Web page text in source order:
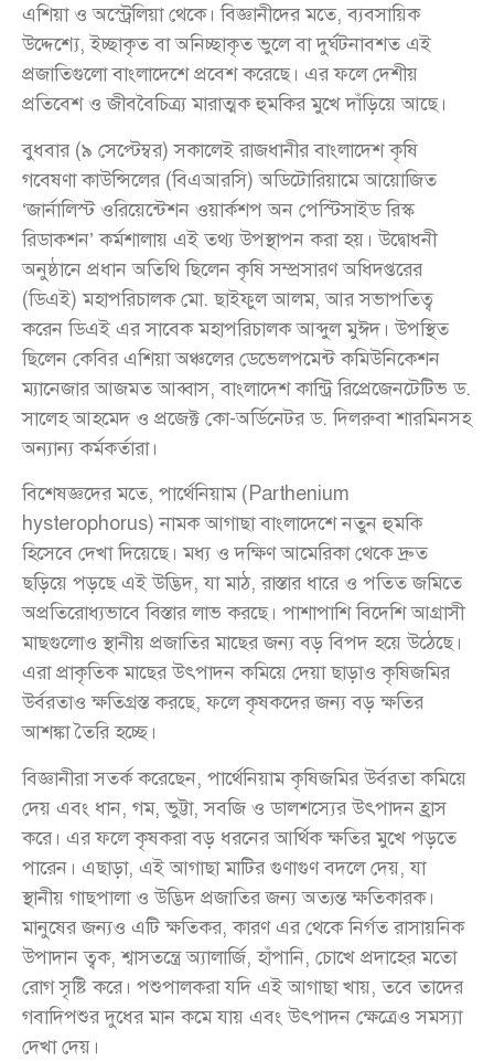
এশিয়া ও অস্ট্রেলিয়া থেকে। বিজ্ঞানীদের মতে, ব্যবসায়িক
উদ্দেশ্যে, ইচ্ছাকৃত বা অনিচ্ছাকৃত ভুলে বা দুর্ঘটনাবশত এই
প্রজাতিগুলো বাংলাদেশে প্রবেশ করেছে। এর ফলে দেশীয়
প্রতিবেশ ও জীববৈচিত্র্য মারাত্মক হুমকির মুখে দাঁড়িয়ে আছে।
বুধবার (৯ সেপ্টেম্বর) সকালেই রাজধানীর বাংলাদেশ কৃষি
গবেষণা কাউন্সিলের (বিএআরসি) অডিটোরিয়ামে আয়োজিত
‘জার্নালিস্ট ওরিয়েন্টেশন ওয়ার্কশপ অন পেস্টিসাইড রিস্ক
রিডাকশন’ কর্মশালায় এই তথ্য উপস্থাপন করা হয়। উদ্বোধনী
অনুষ্ঠানে প্রধান অতিথি ছিলেন কৃষি সম্প্রসারণ অধিদপ্তরের
(ডিএই) মহাপরিচালক মো. ছাইফুল আলম, আর সভাপতিত্ব
করেন ডিএই এর সাবেক মহাপরিচালক আব্দুল মুঈদ। উপস্থিত
ছিলেন কেবির এশিয়া অঞ্চলের ডেভেলপমেন্ট কমিউনিকেশন
ম্যানেজার আজমত আব্বাস, বাংলাদেশ কান্ট্রি রিপ্রেজেনটেটিভ ড.
সালেহ আহমেদ ও প্রজেক্ট কো-অর্ডিনেটর ড. দিলরুবা শারমিনসহ
অন্যান্য কর্মকর্তারা।
বিশেষজ্ঞদের মতে, পার্থেনিয়াম (Parthenium
hysterophorus) নামক আগাছা বাংলাদেশে নতুন হুমকি
হিসেবে দেখা দিয়েছে। মধ্য ও দক্ষিণ আমেরিকা থেকে দ্রুত
ছড়িয়ে পড়ছে এই উদ্ভিদ, যা মাঠ, রাস্তার ধারে ও পতিত জমিতে
অপ্রতিরোধ্যভাবে বিস্তার লাভ করছে। পাশাপাশি বিদেশি আগ্রাসী
মাছগুলোও স্থানীয় প্রজাতির মাছের জন্য বড় বিপদ হয়ে উঠেছে।
এরা প্রাকৃতিক মাছের উৎপাদন কমিয়ে দেয়া ছাড়াও কৃষিজমির
উর্বরতাও ক্ষতিগ্রস্ত করছে, ফলে কৃষকদের জন্য বড় ক্ষতির
আশঙ্কা তৈরি হচ্ছে।
বিজ্ঞানীরা সতর্ক করেছেন, পার্থেনিয়াম কৃষিজমির উর্বরতা কমিয়ে
দেয় এবং ধান, গম, ভুট্টা, সবজি ও ডালশস্যের উৎপাদন হ্রাস
করে। এর ফলে কৃষকরা বড় ধরনের আর্থিক ক্ষতির মুখে পড়তে
পারেন। এছাড়া, এই আগাছা মাটির গুণাগুণ বদলে দেয়, যা
স্থানীয় গাছপালা ও উদ্ভিদ প্রজাতির জন্য অত্যন্ত ক্ষতিকারক।
মানুষের জন্যও এটি ক্ষতিকর, কারণ এর থেকে নির্গত রাসায়নিক
উপাদান ত্বক, শ্বাসতন্ত্রে অ্যালার্জি, হাঁপানি, চোখে প্রদাহের মতো
রোগ সৃষ্টি করে। পশুপালকরা যদি এই আগাছা খায়, তবে তাদের
গবাদিপশুর দুধের মান কমে যায় এবং উৎপাদন ক্ষেত্রেও সমস্যা
দেখা দেয়।